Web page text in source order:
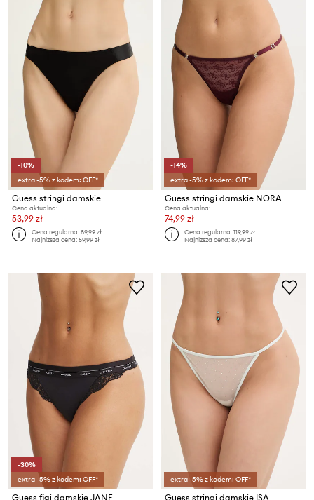
-10%
extra -5% z kodem: OFF*
Guess stringi damskie
Cena aktualna:
53,99 zł
Cena regularna:89,99 zł
Najniższa cena:59,99 zł
-14%
extra -5% z kodem: OFF*
Guess stringi damskie NORA
Cena aktualna:
74,99 zł
Cena regularna:119,99 zł
Najniższa cena:87,99 zł
-30%
extra -5% z kodem: OFF*
Guess figi damskie JANE
extra -5% z kodem: OFF*
Guess stringi damskie ISA